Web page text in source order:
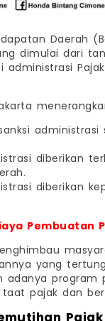
Daerah
dimulai dari
administrasi
diberikan
diberikan
Pembuatan
yang
adanya
pajak dan